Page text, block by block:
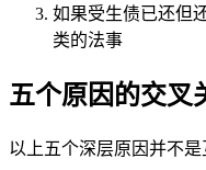
如果受生债已还但
类的法事
五个原因的交叉
以上五个深层原因并不